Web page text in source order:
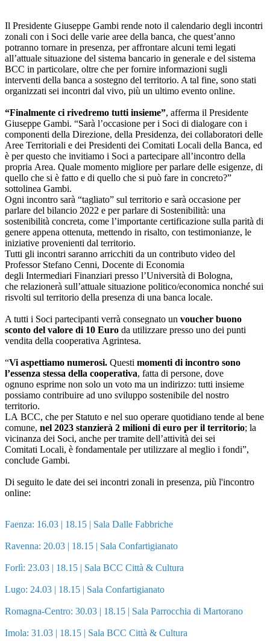
Il Presidente Giuseppe Gambi rende noto il calendario degli incontri
zonali con i Soci delle varie aree della banca, che quest’anno
potranno tornare in presenza, per affrontare alcuni temi legati
all’attuale situazione del sistema bancario in generale e del sistema
BCC in particolare, oltre che per fornire informazioni sugli
interventi della banca a sostegno del territorio. A tal fine, sono stati
organizzati sei incontri dal vivo, più un ultimo evento online.
“Finalmente ci rivedremo tutti insieme”, afferma il Presidente
Giuseppe Gambi. “Sarà l’occasione per i Soci di dialogare con i
componenti della Direzione, della Presidenza, dei collaboratori delle
Aree Territoriali e dei Presidenti dei Comitati Locali della Banca, ed
è per questo che invitiamo i Soci a partecipare all’incontro della
propria Area. Quale momento migliore per parlare delle esigenze, di
quello che si è fatto e di quello che si può fare in concreto?”
sottolinea Gambi.
Ogni incontro sarà “tagliato” sul territorio e sarà occasione per
parlare del bilancio 2022 e per parlare di Sostenibilità: una
sostenibilità concreta, come l’importante certificazione sulla parità di
genere appena ottenuta, mettendo in risalto, con testimonianze, le
iniziative provenienti dal territorio.
Tutti gli incontri saranno arricchiti da un contributo video del
Professor Stefano Cenni, Docente di Economia
degli Intermediari Finanziari presso l’Università di Bologna,
che relazionerà sull’attuale situazione politico/economica nonché sui
risvolti sul territorio della presenza di una banca locale.
A tutti i Soci partecipanti verrà consegnato un voucher buono
sconto del valore di 10 Euro da utilizzare presso uno dei punti
vendita della cooperativa Agrintesa.
“Vi aspettiamo numerosi. Questi momenti di incontro sono
l’essenza stessa della cooperativa, fatta di persone, dove
ognuno esprime non solo un voto ma un indirizzo: tutti insieme
possiamo contribuire ad uno sviluppo sostenibile del nostro
territorio.
LA BCC, che per Statuto e nel suo operare quotidiano tende al bene
comune, nel 2023 stanzierà 2 milioni di euro per il territorio; la
vicinanza dei Soci, anche per tramite dell’attività dei sei
Comitati Locali, è fondamentale per utilizzare al meglio i fondi”,
conclude Gambi.
Di seguito le date dei sei incontri zonali in presenza, più l'incontro
online:
Faenza: 16.03 | 18.15 | Sala Dalle Fabbriche
Ravenna: 20.03 | 18.15 | Sala Confartigianato
Forlì: 23.03 | 18.15 | Sala BCC Città & Cultura
Lugo: 24.03 | 18.15 | Sala Confartigianato
Romagna-Centro: 30.03 | 18.15 | Sala Parrocchia di Martorano
Imola: 31.03 | 18.15 | Sala BCC Città & Cultura